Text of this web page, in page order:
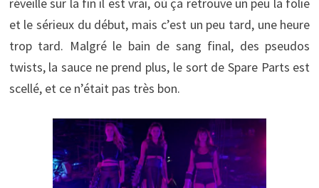
et le sérieux du début, mais c’est un peu tard, une heure
trop tard. Malgré le bain de sang final, des pseudos
twists, la sauce ne prend plus, le sort de Spare Parts est
scellé, et ce n’était pas très bon.